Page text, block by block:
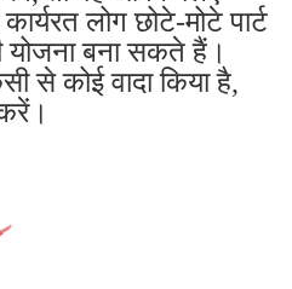
लोग छोटे-मोटे पार्ट
योजना बना सकते हैं।
से कोई वादा किया है,